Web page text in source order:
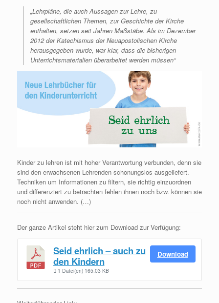
„Lehrpläne, die auch Aussagen zur Lehre, zu
gesellschaftlichen Themen, zur Geschichte der Kirche
enthalten, setzen seit Jahren Maßstäbe. Als im Dezember
2012 der Katechismus der Neuapostolischen Kirche
herausgegeben wurde, war klar, dass die bisherigen
Unterrichtsmaterialien überarbeitet werden müssen“
Kinder zu lehren ist mit hoher Verantwortung verbunden, denn sie
sind den erwachsenen Lehrenden schonungslos ausgeliefert.
Techniken um Informationen zu filtern, sie richtig einzuordnen
und differenziert zu betrachten fehlen ihnen noch bzw. können sie
noch nicht anwenden. (…)
Der ganze Artikel steht hier zum Download zur Verfügung:
Seid ehrlich – auch zu
den Kindern
1 Datei(en) 165.03 KB
Download